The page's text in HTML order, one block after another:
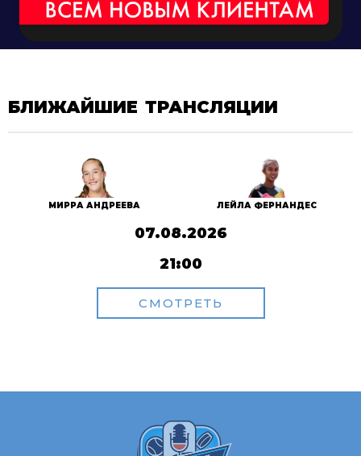
БЛИЖАЙШИЕ ТРАНСЛЯЦИИ
МИРРА АНДРЕЕВА ЛЕЙЛА ФЕРНАНДЕС
07.08.2026
21:00
СМОТРЕТЬ